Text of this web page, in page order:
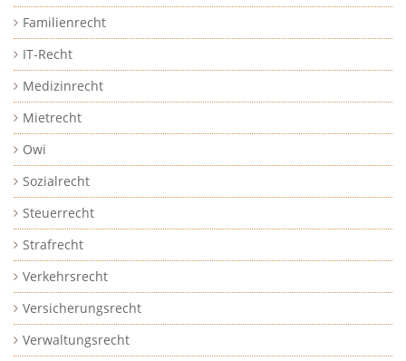
Familienrecht
IT-Recht
Medizinrecht
Mietrecht
Owi
Sozialrecht
Steuerrecht
Strafrecht
Verkehrsrecht
Versicherungsrecht
Verwaltungsrecht